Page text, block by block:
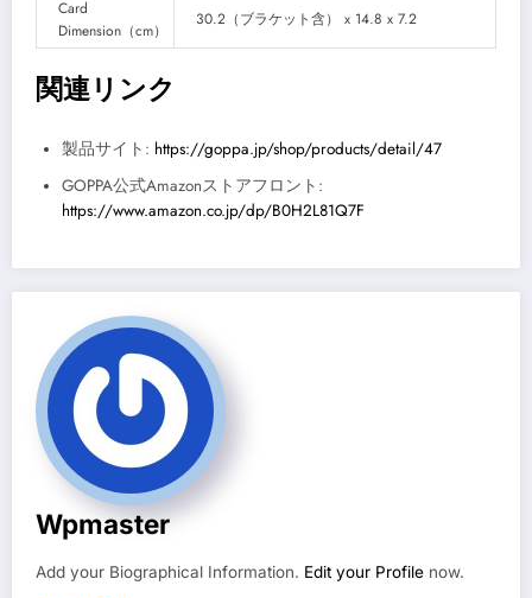
Card
Dimension（cm）
30.2（ブラケット含） x 14.8 x 7.2
関連リンク
製品サイト: https://goppa.jp/shop/products/detail/47
GOPPA公式Amazonストアフロント:
https://www.amazon.co.jp/dp/B0H2L81Q7F
Wpmaster
Add your Biographical Information. Edit your Profile now.